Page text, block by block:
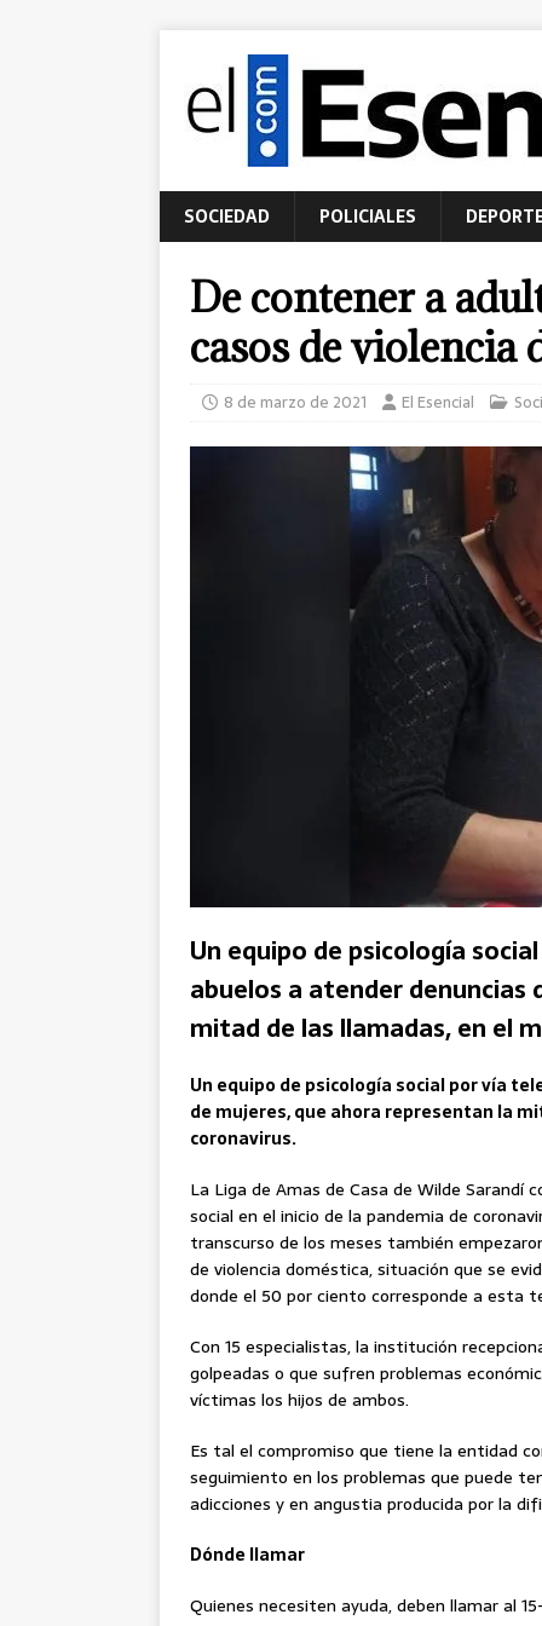
SOCIEDAD POLICIALES
De contener a
casos de violencia
8 de marzo de 2021 El Esencial
Un equipo de psicología
abuelos a atender denuncias
mitad de las llamadas, en el
Un equipo de psicología social por vía
de mujeres, que ahora representan la
coronavirus.
La Liga de Amas de Casa de Wilde
social en el inicio de la pandemia de
transcurso de los meses también
de violencia doméstica, situación que se
donde el 50 por ciento corresponde a esta
Con 15 especialistas, la institución
golpeadas o que sufren problemas
víctimas los hijos de ambos.
Es tal el compromiso que tiene la entidad
seguimiento en los problemas que puede
adicciones y en angustia producida por la
Dónde llamar
Quienes necesiten ayuda, deben llamar al